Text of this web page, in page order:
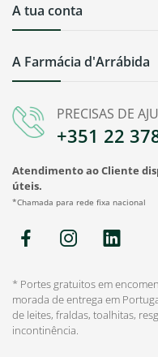
PRECISAS DE
+351 22
Atendimento ao Cliente
úteis.
*Chamada para rede fixa nacional
A Farmácia d'Arrábida
A tua conta
* Portes gratuitos em
morada de entrega em
de leites, fraldas, toalhitas,
incontinência.